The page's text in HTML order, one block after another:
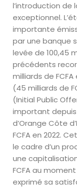
l’introduction de
exceptionnel.
importante
par une banque
levée de 100,45
précédents
milliards de
(45 milliards de
(Initial Public
important depuis
d’Orange Côte
FCFA en 2022.
le cadre d’un
une
FCFA au
exprimé sa